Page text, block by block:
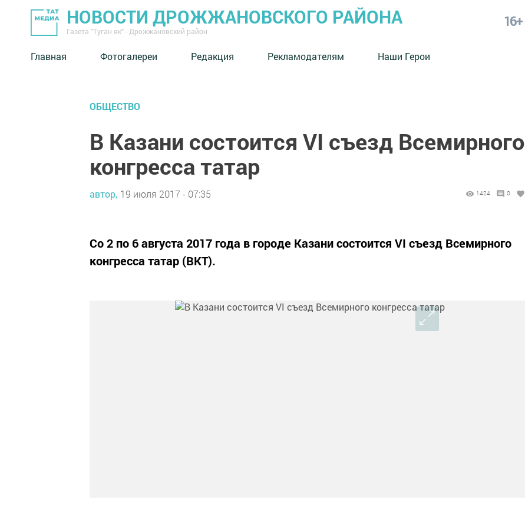
НОВОСТИ ДРОЖЖАНОВСКОГО РАЙОНА
Газета "Туган як" - Дрожжановский район
16+
Главная Фотогалереи Редакция Рекламодателям Наши Герои
ОБЩЕСТВО
В Казани состоится VI съезд Всемирного
конгресса татар
автор, 19 июля 2017 - 07:35 1424 0
Со 2 по 6 августа 2017 года в городе Казани состоится VI съезд Всемирного
конгресса татар (ВКТ).